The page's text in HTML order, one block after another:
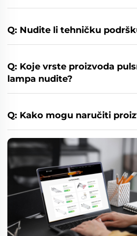
Q: Nudite li tehničku
Q: Koje vrste proizvoda
lampa nudite?
Q: Kako mogu naručiti